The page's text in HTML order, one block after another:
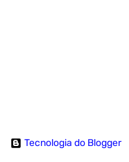
Tecnologia do Blogger